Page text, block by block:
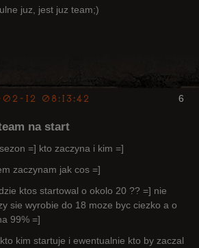
juz, jest juz team;)
6
12 08:13:42
na start
=] kto zaczyna i kim =]
zaczynam jak cos =]
ktos startowal o okolo 20 ?? =] nie
sie wyrobie do 18 moze byc ciezko a o
99% =]
kim startuje i ewentualnie kto by zaczal